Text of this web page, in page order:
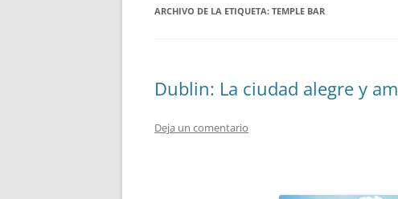
ARCHIVO DE LA ETIQUETA: TEMPLE BAR
Dublin: La ciudad alegre y
Deja un comentario